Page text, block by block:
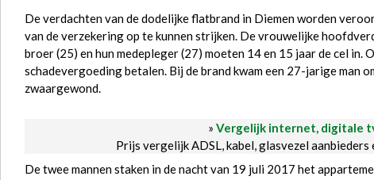
De verdachten van de dodelijke flatbrand in Diemen worden
van de verzekering op te kunnen strijken. De vrouwelijke
broer (25) en hun medepleger (27) moeten 14 en 15 jaar de cel in.
schadevergoeding betalen. Bij de brand kwam een 27-jarige man
zwaargewond.
» Vergelijk internet, digitale
Prijs vergelijk ADSL, kabel, glasvezel
De twee mannen staken in de nacht van 19 juli 2017 het